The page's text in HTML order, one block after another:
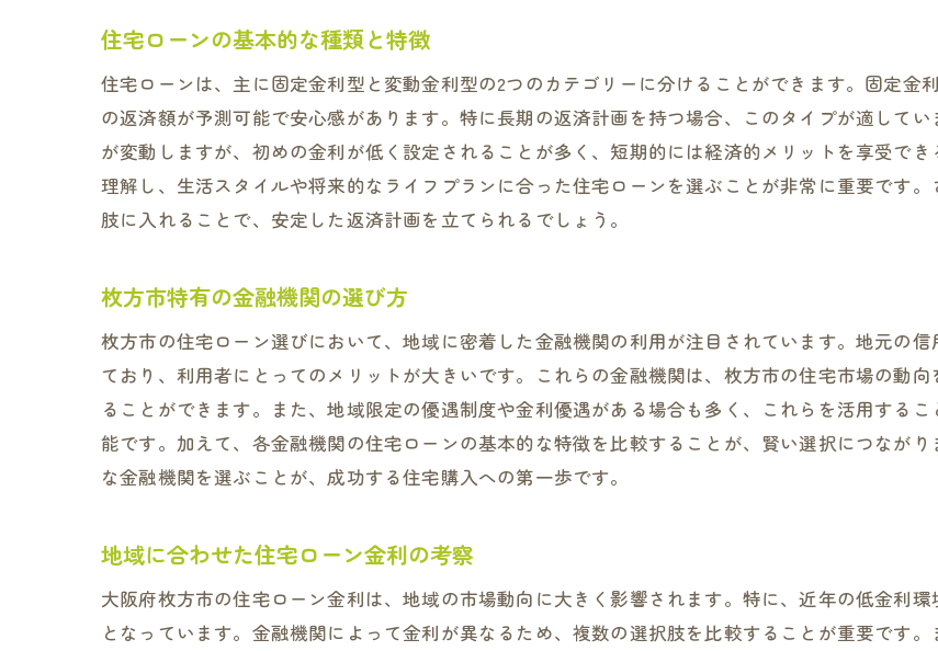
地域ごとの金融機関のローン特典を活用する
枚方市の地域特性を反映したローン契約のポイ
住宅ローン選びで地域特性を最大限に活かす方
家族構成に応じた住宅ローンの最適解を探る
枚方市での住宅購入をスムーズにするための準
住宅購入後のライフスタイルを考慮したローン
ローン契約前に確認しておくべき重要事項
購入後に安心できるローンプランの選び方
枚方市の住宅市場動向から見るローンの選択肢
金利変動を見据えた賢いローン選びの方法
住宅ローンの基本的な種類と特徴
住宅ローンは、主に固定金利型と変動金利型の2つのカテゴリーに分けることができます。固定金
の返済額が予測可能で安心感があります。特に長期の返済計画を持つ場合、このタイプが適して
が変動しますが、初めの金利が低く設定されることが多く、短期的には経済的メリットを享受で
理解し、生活スタイルや将来的なライフプランに合った住宅ローンを選ぶことが非常に重要です
肢に入れることで、安定した返済計画を立てられるでしょう。
枚方市特有の金融機関の選び方
枚方市の住宅ローン選びにおいて、地域に密着した金融機関の利用が注目されています。地元の
ており、利用者にとってのメリットが大きいです。これらの金融機関は、枚方市の住宅市場の動
ることができます。また、地域限定の優遇制度や金利優遇がある場合も多く、これらを活用する
能です。加えて、各金融機関の住宅ローンの基本的な特徴を比較することが、賢い選択につなが
な金融機関を選ぶことが、成功する住宅購入への第一歩です。
地域に合わせた住宅ローン金利の考察
大阪府枚方市の住宅ローン金利は、地域の市場動向に大きく影響されます。特に、近年の低金利
となっています。金融機関によって金利が異なるため、複数の選択肢を比較することが重要です